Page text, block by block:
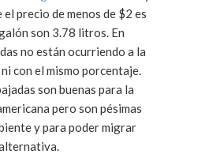
precio de menos de $2 es
no están ocurriendo a la
con el mismo porcentaje.
son buenas para la
pero son pésimas
y para poder migrar